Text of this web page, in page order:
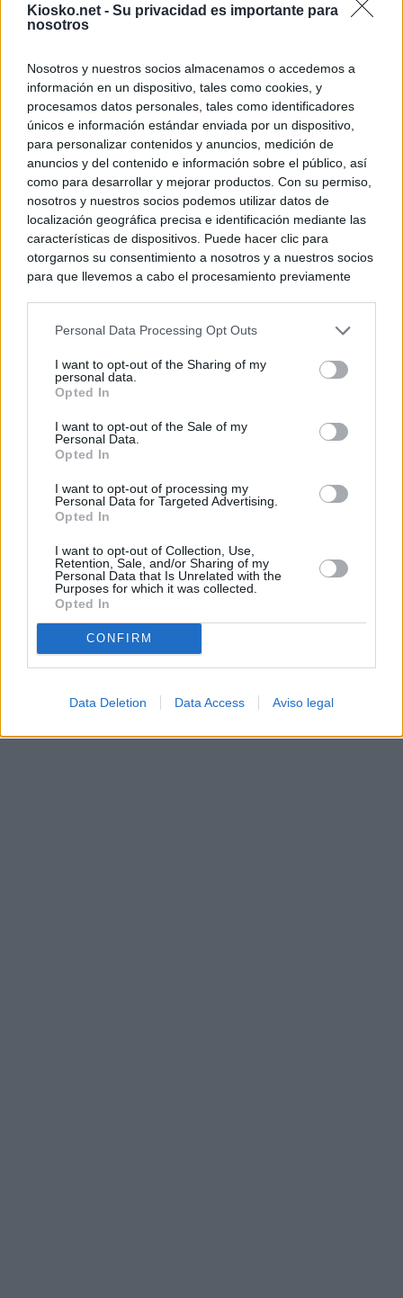
Kiosko.net - Su privacidad es importante para
nosotros
Nosotros y nuestros socios almacenamos o accedemos a
información en un dispositivo, tales como cookies, y
procesamos datos personales, tales como identificadores
únicos e información estándar enviada por un dispositivo,
para personalizar contenidos y anuncios, medición de
anuncios y del contenido e información sobre el público, así
como para desarrollar y mejorar productos. Con su permiso,
nosotros y nuestros socios podemos utilizar datos de
localización geográfica precisa e identificación mediante las
características de dispositivos. Puede hacer clic para
otorgarnos su consentimiento a nosotros y a nuestros socios
para que llevemos a cabo el procesamiento previamente
negar su consentimiento. Tenga en cuenta que algún
de su consentimiento, pero usted tiene el derecho de
rechazar tal procesamiento. Sus preferencias se aplicarán
cualquier momento entrando de nuevo en este sitio web o
visitando nuestra política de privacidad.
Personal Data Processing Opt Outs
I want to opt-out of the Sharing of my
personal data.
Opted In
I want to opt-out of the Sale of my
Personal Data.
Opted In
I want to opt-out of processing my
Personal Data for Targeted Advertising.
Opted In
I want to opt-out of Collection, Use,
Retention, Sale, and/or Sharing of my
Personal Data that Is Unrelated with the
Purposes for which it was collected.
Opted In
CONFIRM
Data Deletion Data Access Aviso legal